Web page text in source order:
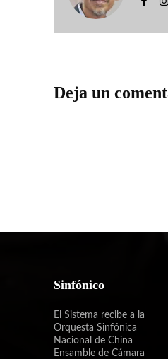
Deja un
Sinfónico
El Sistema recibe a la
Orquesta Sinfónica
Nacional de China
Ensamble de Cámara